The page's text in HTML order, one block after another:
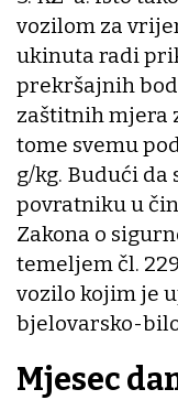
vozilom za
ukinuta radi
prekršajnih
zaštitnih mjera
tome svemu
g/kg. Budući da
povratniku u
Zakona o
temeljem čl.
vozilo kojim je
bjelovarsko-
Mjesec